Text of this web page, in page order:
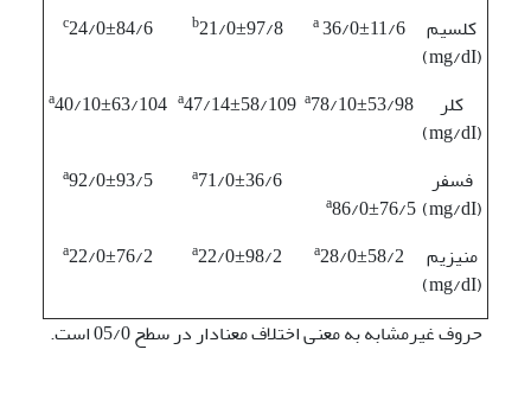
کلسیم
(mg/dI)
a36/0±11/6
b21/0±97/8
c24/0±84/6
کلر
(mg/dI)
a78/10±53/98
a47/14±58/109
a40/10±63/104
فسفر
(mg/dI)
a86/0±76/5
a71/0±36/6
a92/0±93/5
منیزیم
(mg/dI)
a28/0±58/2
a22/0±98/2
a22/0±76/2
حروف غیرمشابه به معنی اختلاف معنا­دار در سطح 05/0 است.